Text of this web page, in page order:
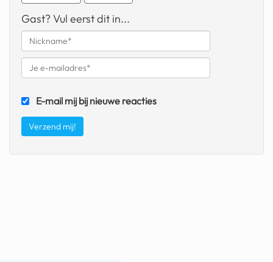
dubai chocolade
it really whips the llama s
chinese automerken
bakelse princess taart
Gast? Vul eerst dit in...
E-mail mij bij nieuwe reacties